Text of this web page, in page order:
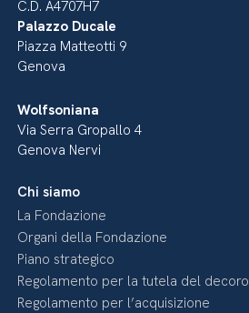
C.D. A4707H7
Palazzo Ducale
Piazza Matteotti 9
Genova
Wolfsoniana
Via Serra Gropallo 4
Genova Nervi
Chi siamo
La Fondazione
Organi della Fondazione
Piano strategico
Regolamento per la tutela del decoro
Regolamento per l’acquisizione